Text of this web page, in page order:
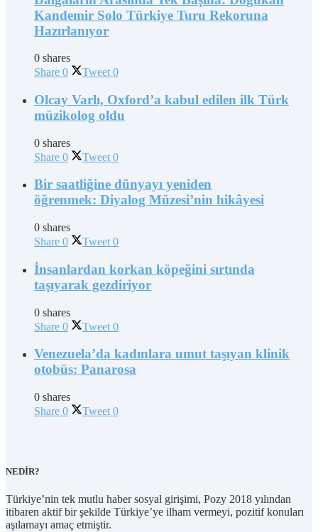
Kandemir Solo Türkiye Turu Rekoruna
Hazırlanıyor
0 shares
Share 0 Tweet 0
Olcay Varlı, Oxford’a kabul edilen ilk Türk
müzikolog oldu
0 shares
Share 0 Tweet 0
Bir saatliğine dünyayı yeniden
öğrenmek: Diyalog Müzesi’nin hikâyesi
0 shares
Share 0 Tweet 0
İnsanlardan korkan köpeğini sırtında
taşıyarak gezdiriyor
0 shares
Share 0 Tweet 0
Venezuela’da kadınlara umut taşıyan klinik
otobüs: Panarosa
0 shares
Share 0 Tweet 0
NEDİR?
Türkiye’nin tek mutlu haber sosyal girişimi, Pozy 2018 yılından
itibaren aktif bir şekilde Türkiye’ye ilham vermeyi, pozitif konuları
aşılamayı amaç etmiştir.